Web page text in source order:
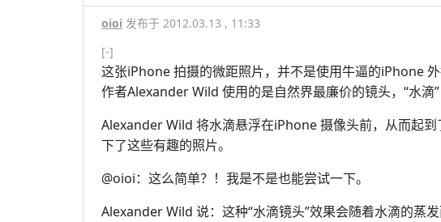
oioi 发布于 2012.03.13 , 11:33
[-]
这张iPhone 拍摄的微距照片，并不是使用牛逼的iPhone
作者Alexander Wild 使用的是自然界最廉价的镜头，“水滴”
Alexander Wild 将水滴悬浮在iPhone 摄像头前，从而起
下了这些有趣的照片。
@oioi：这么简单？！我是不是也能尝试一下。
Alexander Wild 说：这种“水滴镜头”效果会随着水滴的蒸